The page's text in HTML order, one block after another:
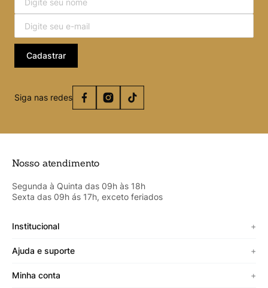
Cadastrar
Siga nas redes
Nosso atendimento
Segunda à Quinta das 09h às 18h
Sexta das 09h ás 17h, exceto feriados
Institucional +
Sobre a Cicero
Ajuda e suporte +
Termos de uso
Minha conta +